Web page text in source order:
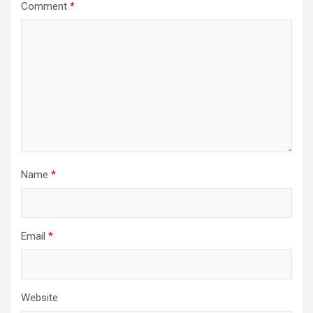
Comment *
Name *
Email *
Website